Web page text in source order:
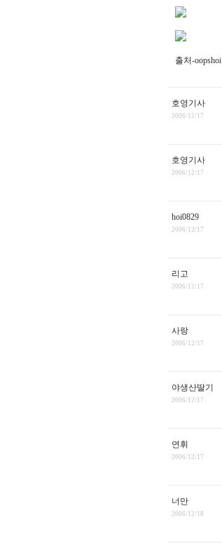
출처-oopshoi
호영기사
2006/12/17
호영기사
2006/12/17
hoi0829
2006/12/17
리고
2006/12/17
사랑
2006/12/17
야생산딸기
2006/12/17
연휘
2006/12/17
너만
2006/12/18